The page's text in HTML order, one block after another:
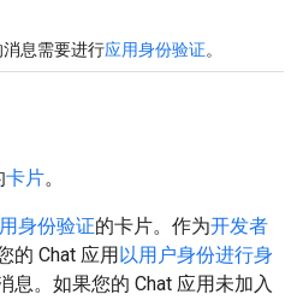
息需要进行应用身份验证。
卡片。
身份验证的卡片。作为开发者
的 Chat 应用以用户身份进行身
息。如果您的 Chat 应用未加入